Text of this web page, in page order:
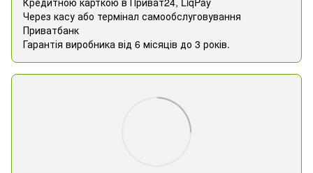
Через касу або термінал самообслуговування
Приватбанк
Гарантія виробника від 6 місяців до 3 років.